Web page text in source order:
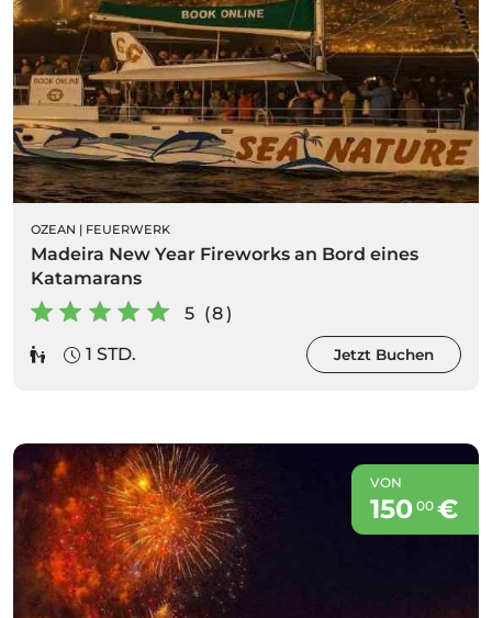
OZEAN | FEUERWERK
Madeira New Year Fireworks an Bord eines
Katamarans
5 (8)
1 STD.
Jetzt Buchen
VON
150 00€